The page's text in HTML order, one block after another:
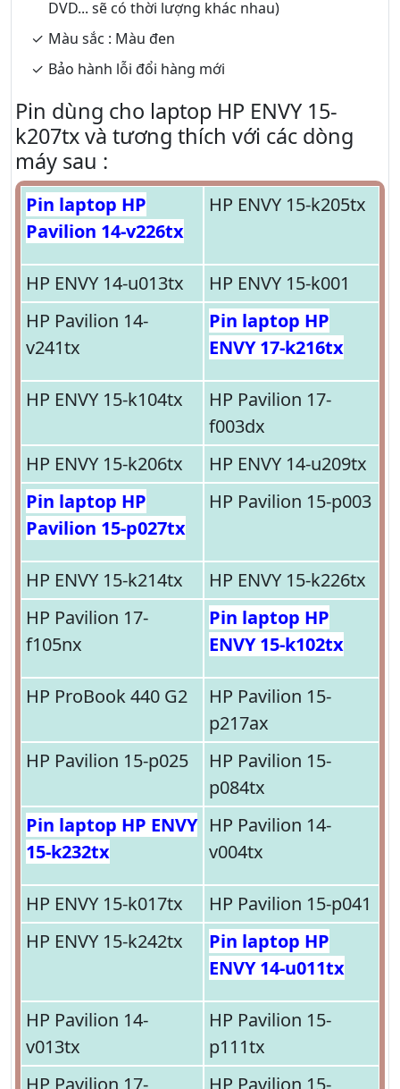
DVD... sẽ có thời lượng khác nhau)
Màu sắc : Màu đen
Bảo hành lỗi đổi hàng mới
Pin dùng cho laptop HP ENVY 15-
k207tx và tương thích với các dòng
máy sau :
Pin laptop HP
Pavilion 14-v226tx
HP ENVY 15-k205tx
HP ENVY 14-u013tx
HP ENVY 15-k001
HP Pavilion 14-
v241tx
Pin laptop HP
ENVY 17-k216tx
HP ENVY 15-k104tx
HP Pavilion 17-
f003dx
HP ENVY 15-k206tx
HP ENVY 14-u209tx
Pin laptop HP
Pavilion 15-p027tx
HP Pavilion 15-p003
HP ENVY 15-k214tx
HP ENVY 15-k226tx
HP Pavilion 17-
f105nx
Pin laptop HP
ENVY 15-k102tx
HP ProBook 440 G2
HP Pavilion 15-
p217ax
HP Pavilion 15-p025
HP Pavilion 15-
p084tx
Pin laptop HP ENVY
15-k232tx
HP Pavilion 14-
v004tx
HP ENVY 15-k017tx
HP Pavilion 15-p041
HP ENVY 15-k242tx
Pin laptop HP
ENVY 14-u011tx
HP Pavilion 14-
v013tx
HP Pavilion 15-
p111tx